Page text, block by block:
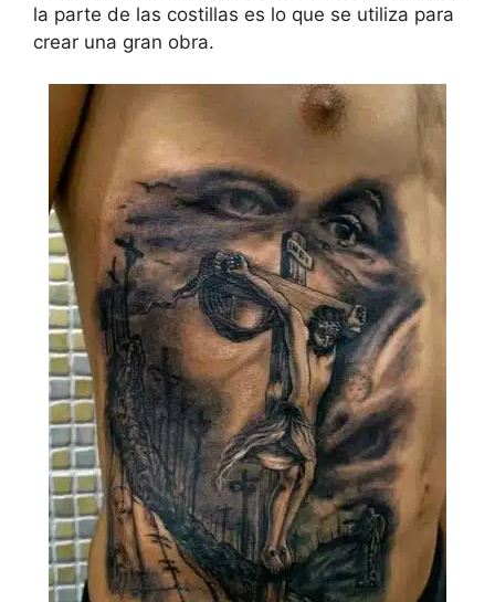
la parte de las costillas es lo que se utiliza para
crear una gran obra.